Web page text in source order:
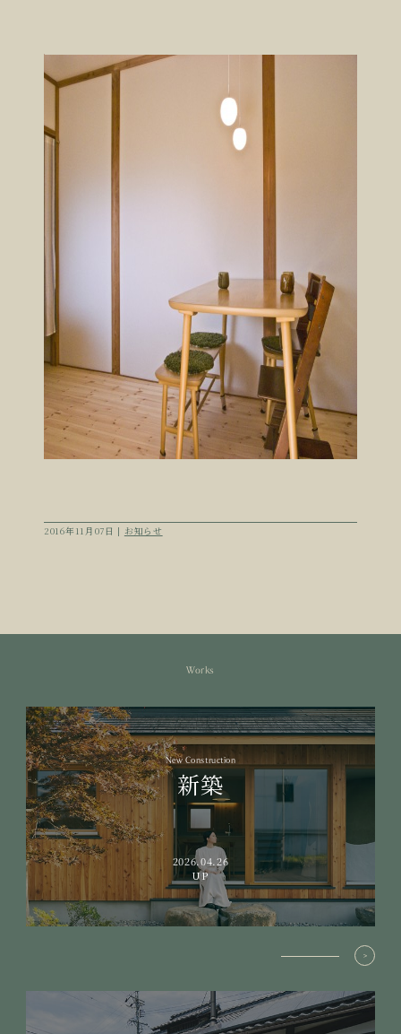
2016年11月07日 | お知らせ
Works
New Construction
新築
2026.04.26
UP